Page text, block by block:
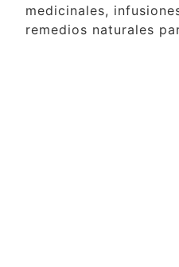
medicinales,
remedios naturales